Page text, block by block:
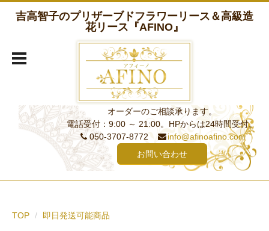
吉高智子のプリザーブドフラワーリース＆高級造
花リース『AFINO』
オーダーのご相談承ります。
電話受付：9:00 ～ 21:00。HPからは24時間受付。
050-3707-8772
info@afinoafino.com
お問い合わせ
TOP 即日発送可能商品